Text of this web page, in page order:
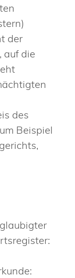
der
auf die
des
Beispiel